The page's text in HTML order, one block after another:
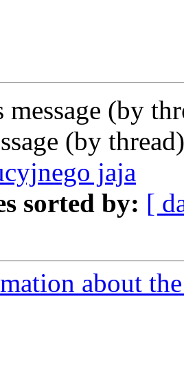
message (by
(by
jaja
sorted by: [
about